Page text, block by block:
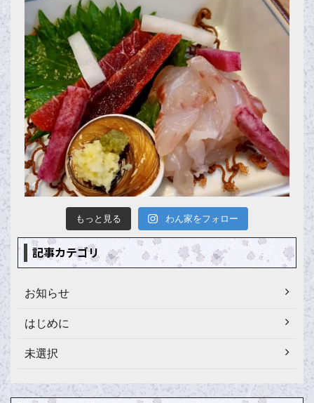
もっと見る わん家をフォロー
記事カテゴリ
お知らせ
はじめに
未選択